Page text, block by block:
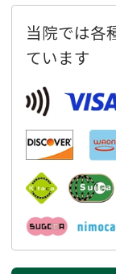
当院では各
ています